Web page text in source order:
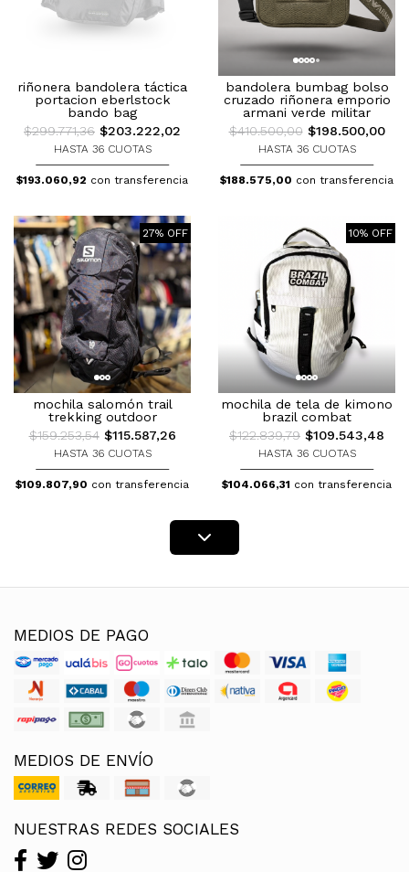
riñonera bandolera táctica
portacion eberlstock
bando bag
$299.771,36 $203.222,02
HASTA 36 CUOTAS
$193.060,92 con transferencia
bandolera bumbag bolso
cruzado riñonera emporio
armani verde militar
$410.500,00$198.500,00
HASTA 36 CUOTAS
$188.575,00 con transferencia
27% OFF
mochila salomón trail
trekking outdoor
$159.253,54$115.587,26
HASTA 36 CUOTAS
$109.807,90 con transferencia
10% OFF
mochila de tela de kimono
brazil combat
$122.839,79 $109.543,48
HASTA 36 CUOTAS
$104.066,31 con transferencia
MEDIOS DE PAGO
MEDIOS DE ENVÍO
NUESTRAS REDES SOCIALES